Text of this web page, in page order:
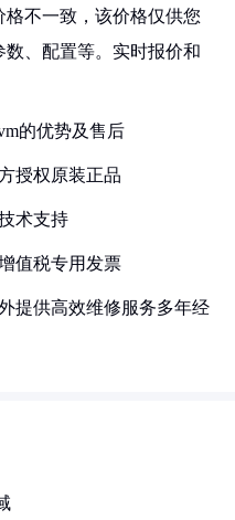
不一致，该价格仅供您
、配置等。实时报价和
的优势及售后
授权原装正品
术支持
值税专用发票
提供高效维修服务多年经